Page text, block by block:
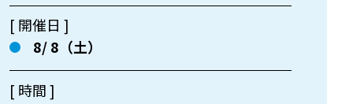
[ 開催日 ]
8/ 8（土）
[ 時間 ]